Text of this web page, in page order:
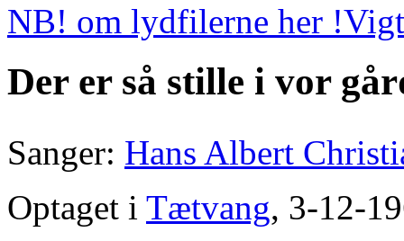
NB! om lydfilerne her !
Der er så stille i vor
Sanger: Hans Albert
Optaget i Tætvang, 3-12-